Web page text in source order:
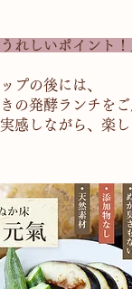
れしいポイント
プの後には、
の発酵ランチを
感しながら、楽